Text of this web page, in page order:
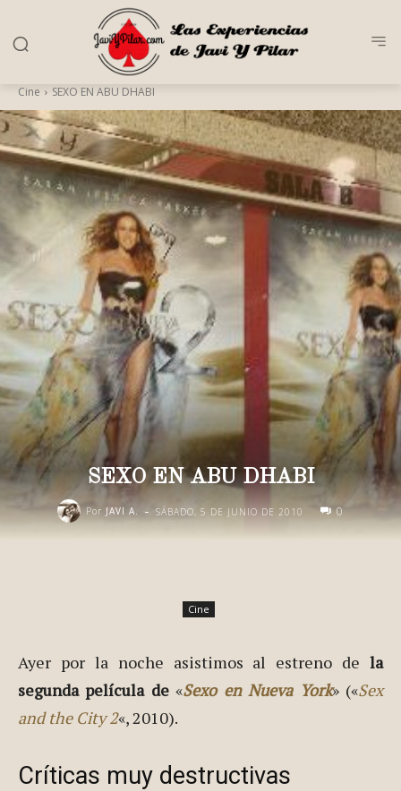
Cine SEXO EN ABU DHABI
SEXO EN ABU DHABI
Por JAVI A. - SÁBADO, 5 DE JUNIO DE 2010 0
Cine
Ayer por la noche asistimos al estreno de la
segunda película de«Sexo en Nueva York» («Sex
and the City 2«, 2010).
Críticas muy destructivas